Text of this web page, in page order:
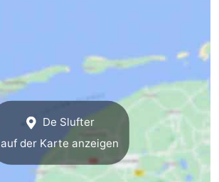
De Slufter
auf der Karte anzeigen